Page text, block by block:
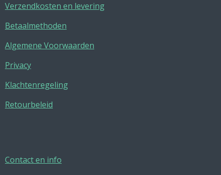
Verzendkosten en levering
Betaalmethoden
Algemene Voorwaarden
Privacy
Klachtenregeling
Retourbeleid
Contact en info